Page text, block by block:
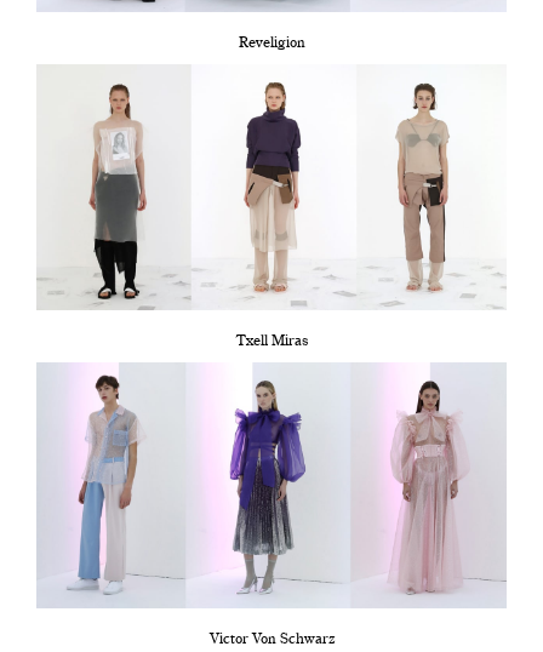
Reveligion
Txell Miras
Victor Von Schwarz